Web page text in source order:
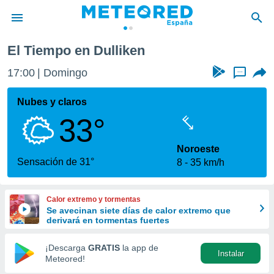
de
por
que se
calidad.
a este
las
y
forma
digital
basada
El Tiempo en Dulliken
17:00 Domingo ...
Nubes y claros
33°
Sensación de 31°
Noroeste
8
35 km/h
Calor extremo y tormentas
Se avecinan siete días de calor extremo que
derivará en tormentas fuertes
¡Descarga GRATIS la app de
Meteored!
Instalar